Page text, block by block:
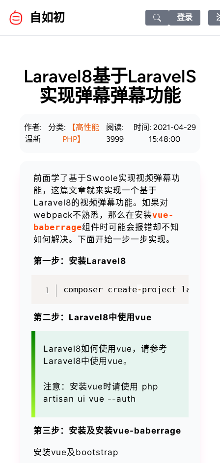
自如初
Search icon
登录
Laravel8基于LaravelS
实现弹幕弹幕功能
作者:
温新
分类:
【高性能
PHP】
阅读:
3999
时间: 2021-04-29
15:48:00
前面学了基于Swoole实现视频弹幕功
能，这篇文章就来实现一个基于
Laravel8的视频弹幕功能。如果对
webpack不熟悉，那么在安装vue-
baberrage组件时可能会报错却不知
如何解决。下面开始一步一步实现。
第一步：安装Laravel8
composer create-project laravel
第二步：Laravel8中使用vue
Laravel8如何使用vue，请参考
Laravel8中使用vue。
注意：安装vue时请使用 php
artisan ui vue --auth
第三步：安装及安装vue-baberrage
安装vue及bootstrap